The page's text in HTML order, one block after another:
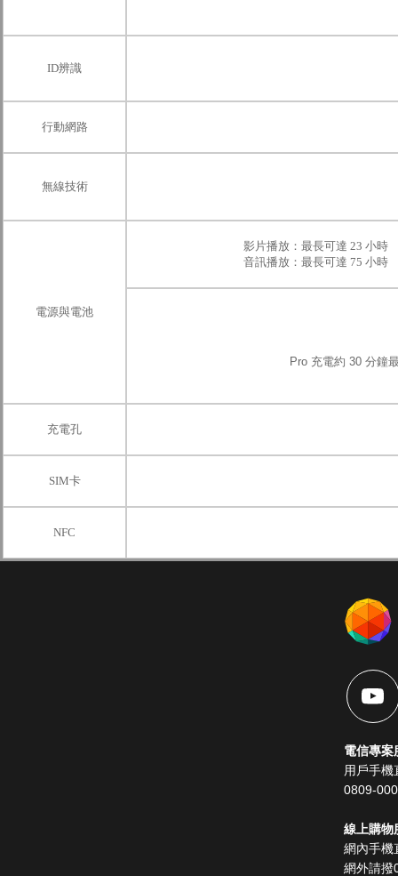
ID辨識
行動網路
無線技術
電源與電池
影片播放：最長可達 23 小時
音訊播放：最長可達 75 小時
Pro 充電約 30 分鐘
充電孔
SIM卡
NFC
電信專案
用戶手
0809-
線上購物
網內手機
網外請撥